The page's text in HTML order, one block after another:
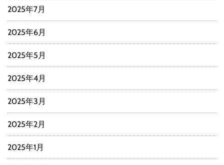
2025年7月
2025年6月
2025年5月
2025年4月
2025年3月
2025年2月
2025年1月